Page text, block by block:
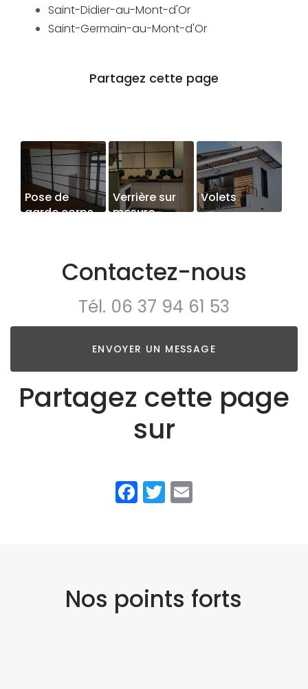
Saint-Didier-au-Mont-d'Or
Saint-Germain-au-Mont-d'Or
Pose de
garde corps
Verrière sur
mesure
Volets
Contactez-nous
Tél. 06 37 94 61 53
ENVOYER UN MESSAGE
Partagez cette page
sur
Facebook
Twitter
Nos points forts